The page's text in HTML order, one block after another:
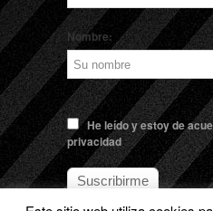
Nombre:
He leído y estoy de
privacidad